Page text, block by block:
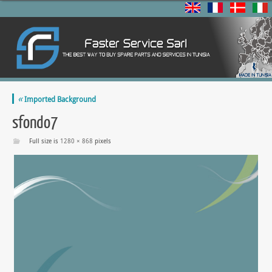
«Imported Background
sfondo7
Full size is 1280 × 868 pixels